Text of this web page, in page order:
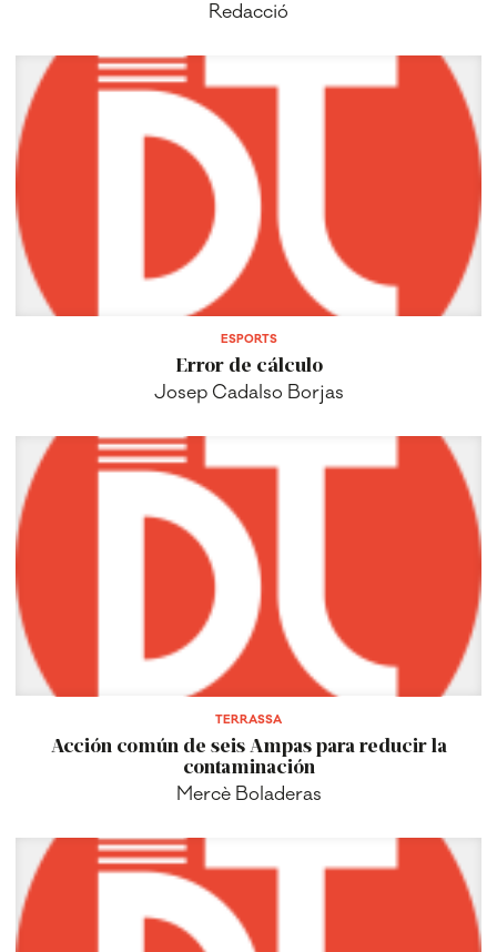
Redacció
ESPORTS
Error de cálculo
Josep Cadalso Borjas
TERRASSA
Acción común de seis Ampas para reducir la
contaminación
Mercè Boladeras